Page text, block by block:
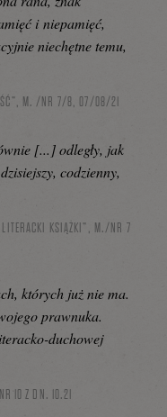
i niepamięć,
niechętne temu,
M. /NR 7/8, 07/08/21
[...] odległy, jak
codzienny,
LITERACKI KSIĄŻKI”, M./NR 7
których już nie ma.
prawnuka.
duchowej
10 Z DN. 10.21